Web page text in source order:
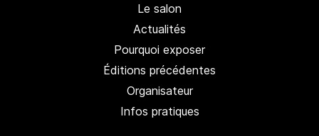
Le salon
Actualités
Pourquoi exposer
Éditions précédentes
Organisateur
Infos pratiques